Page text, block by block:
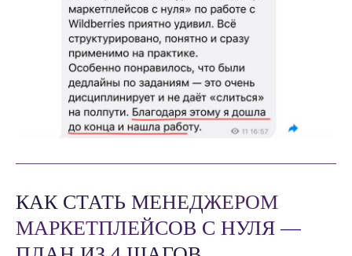
КАК СТАТЬ МЕНЕДЖЕРОМ
МАРКЕТПЛЕЙСОВ С НУЛЯ —